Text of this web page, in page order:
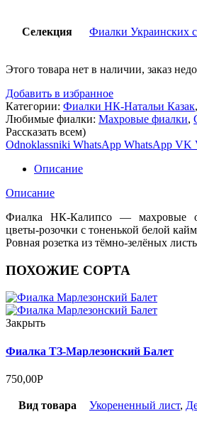
Селекция Фиалки Украинских
Этого товара нет в наличии, заказ
Добавить в избранное
Категории: Фиалки НК-Натальи Казак,
Любимые фиалки: Махровые фиалки,
Рассказать всем)
Odnoklassniki WhatsApp WhatsApp VK
Описание
Описание
Фиалка НК-Калипсо — махровые
цветы-розочки с тоненькой белой
Ровная розетка из тёмно-зелёных
ПОХОЖИЕ СОРТА
Закрыть
Фиалка ТЗ-Марлезонский Балет
750,00Р
Вид товара Укорененный лист,